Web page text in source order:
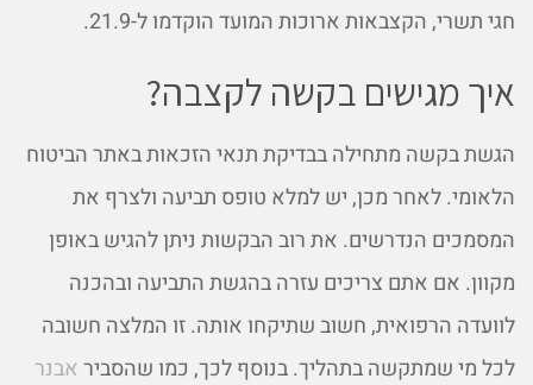
חגי תשרי, הקצבאות ארוכות המועד הוקדמו ל-21.9.
איך מגישים בקשה לקצבה?
הגשת בקשה מתחילה בבדיקת תנאי הזכאות באתר הביטוח
הלאומי. לאחר מכן, יש למלא טופס תביעה ולצרף את
המסמכים הנדרשים. את רוב הבקשות ניתן להגיש באופן
מקוון. אם אתם צריכים עזרה בהגשת התביעה ובהכנה
לוועדה הרפואית, חשוב שתיקחו אותה. זו המלצה חשובה
לכל מי שמתקשה בתהליך. בנוסף לכך, כמו שהסביר אבנר